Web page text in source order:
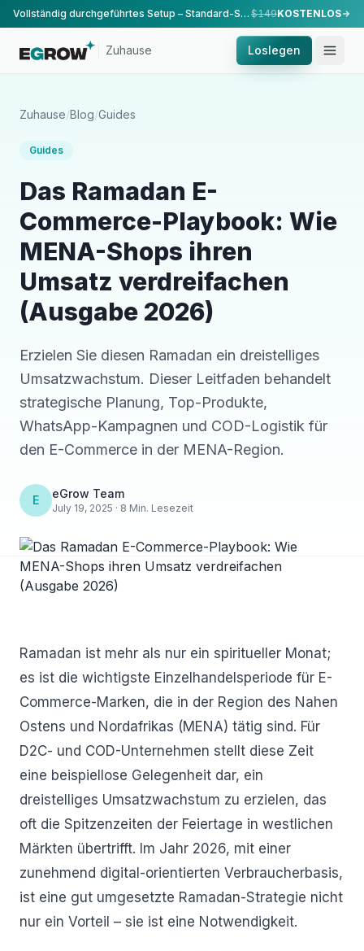
Vollständig durchgeführtes Setup – Standard-Setup, durchgeführt von unserem Team. $149KOSTENLOS
Zuhause Loslegen
Zuhause/Blog/Guides
Guides
Das Ramadan E-
Commerce-Playbook: Wie
MENA-Shops ihren
Umsatz verdreifachen
(Ausgabe 2026)
Erzielen Sie diesen Ramadan ein dreistelliges
Umsatzwachstum. Dieser Leitfaden behandelt
strategische Planung, Top-Produkte,
WhatsApp-Kampagnen und COD-Logistik für
den E-Commerce in der MENA-Region.
E eGrow Team
July 19, 2025 · 8 Min. Lesezeit
Ramadan ist mehr als nur ein spiritueller Monat;
es ist die wichtigste Einzelhandelsperiode für E-
Commerce-Marken, die in der Region des Nahen
Ostens und Nordafrikas (MENA) tätig sind. Für
D2C- und COD-Unternehmen stellt diese Zeit
eine beispiellose Gelegenheit dar, ein
dreistelliges Umsatzwachstum zu erzielen, das
oft die Spitzenzeiten der Feiertage in westlichen
Märkten übertrifft. Im Jahr 2026, mit einer
zunehmend digital-orientierten Verbraucherbasis,
ist eine gut umgesetzte Ramadan-Strategie nicht
nur ein Vorteil – sie ist eine Notwendigkeit.